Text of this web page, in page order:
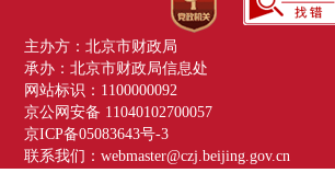
主办方：北京市财政局
承办：北京市财政局信息处
网站标识：1100000092
京公网安备 11040102700057
京ICP备05083643号-3
联系我们：webmaster@czj.beijing.gov.cn